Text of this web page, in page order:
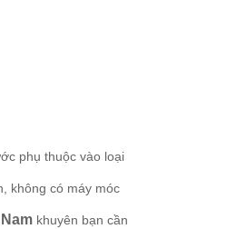
phụ thuộc vào loại
không có máy móc
khuyên bạn cần